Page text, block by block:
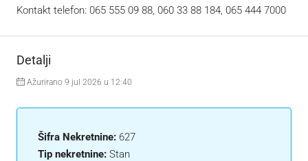
Kontakt telefon: 065 555 09 88, 060 33 88 184, 065 444 7000
Detalji
Ažurirano 9 jul 2026 u 12:40
Šifra Nekretnine: 627
Tip nekretnine: Stan